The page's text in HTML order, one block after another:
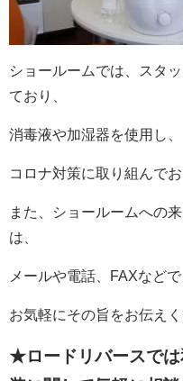
ショールームでは、スタ
ており、
消毒液や加湿器を使用し、
コロナ対策に取り組んでお
また、ショールームへの
は、
メールや電話、FAXなど
お気軽にその旨をお伝えく
★ロードリバースで